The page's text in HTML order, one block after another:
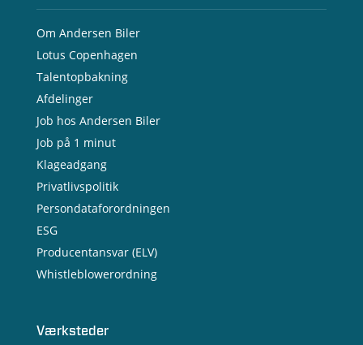
Om Andersen Biler
Lotus Copenhagen
Talentopbakning
Afdelinger
Job hos Andersen Biler
Job på 1 minut
Klageadgang
Privatlivspolitik
Persondataforordningen
ESG
Producentansvar (ELV)
Whistleblowerordning
Værksteder